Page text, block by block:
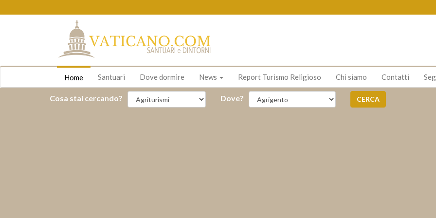
Home Santuari Dove dormire News Report Turismo Religioso Chi siamo Contatti
Cosa stai cercando? Dove? CERCA